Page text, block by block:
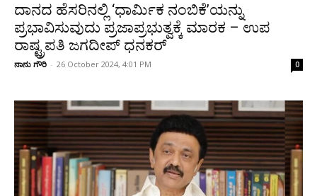
ದಾನದ ಹೆಸರಿನಲ್ಲಿ ‘ಧಾರ್ಮಿಕ ನಂಬಿಕೆ’ಯನ್ನು
ಪ್ರಭಾವಿಸುವುದು ಪ್ರಜಾಪ್ರಭುತ್ವಕ್ಕೆ ಮಾರಕ – ಉಪ
ರಾಷ್ಟ್ರಪತಿ ಜಗದೀಪ್ ಧನಕರ್
ನಾನು ಗೌರಿ - 26 October 2024, 4:01 PM 0